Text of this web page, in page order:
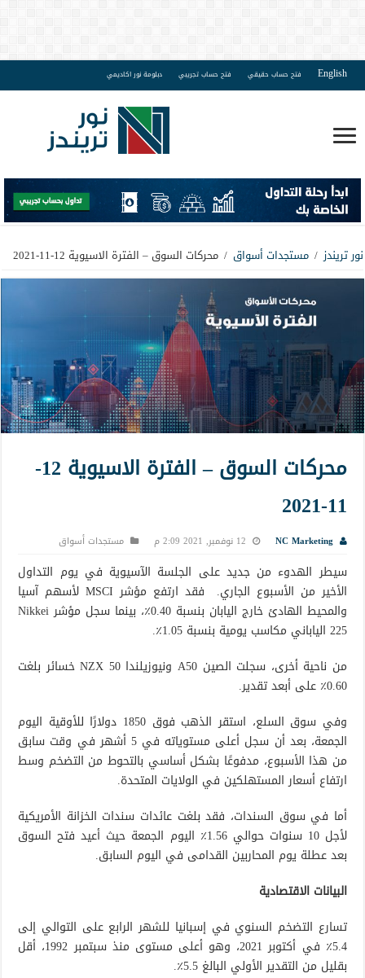
English فتح حساب حقيقي فتح حساب تجريبي دبلومة نور اكاديمي
نور تريندز / مستجدات أسواق / محركات السوق – الفترة الاسيوية 12-11-2021
محركات السوق – الفترة الاسيوية 12-
11-2021
NC Marketing 12 نوفمبر, 2021 2:09 م مستجدات أسواق
سيطر الهدوء من جديد على الجلسة الآسيوية في يوم التداول
الأخير من الأسبوع الجاري. فقد ارتفع مؤشر MSCI لأسهم آسيا
والمحيط الهادئ خارج اليابان بنسبة 0.40٪، بينما سجل مؤشر Nikkei
225 الياباني مكاسب يومية بنسبة 1.05٪.
من ناحية أخرى، سجلت الصين A50 ونيوزيلندا NZX 50 خسائر بلغت
0.60٪ على أبعد تقدير.
وفي سوق السلع، استقر الذهب فوق 1850 دولارًا للأوقية اليوم
الجمعة، بعد أن سجل أعلى مستوياته في 5 أشهر في وقت سابق
من هذا الأسبوع، مدفوعًا بشكل أساسي بالتحوط من التضخم وسط
ارتفاع أسعار المستهلكين في الولايات المتحدة.
أما في سوق السندات، فقد بلغت عائدات سندات الخزانة الأمريكية
لأجل 10 سنوات حوالي 1.56٪ اليوم الجمعة حيث أعيد فتح السوق
بعد عطلة يوم المحاربين القدامى في اليوم السابق.
البيانات الاقتصادية
تسارع التضخم السنوي في إسبانيا للشهر الرابع على التوالي إلى
5.4٪ في أكتوبر 2021، وهو أعلى مستوى منذ سبتمبر 1992، أقل
بقليل من التقدير الأولي البالغ 5.5٪.